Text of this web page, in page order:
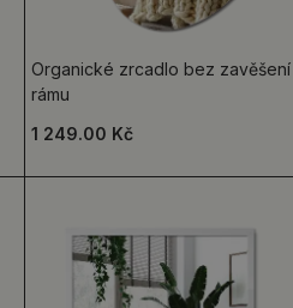
Organické zrcadlo bez zavěšení
rámu
1 249.00 Kč